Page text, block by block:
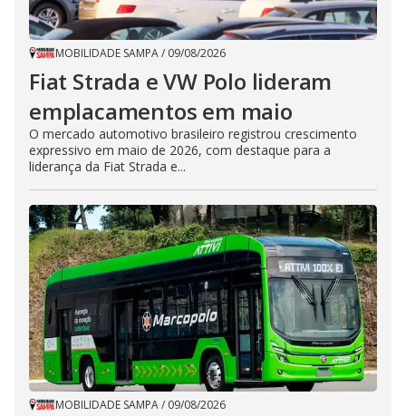
MOBILIDADE SAMPA/ 09/08/2026
Fiat Strada e VW Polo lideram
emplacamentos em maio
O mercado automotivo brasileiro registrou crescimento
expressivo em maio de 2026, com destaque para a
liderança da Fiat Strada e...
MOBILIDADE SAMPA/ 09/08/2026